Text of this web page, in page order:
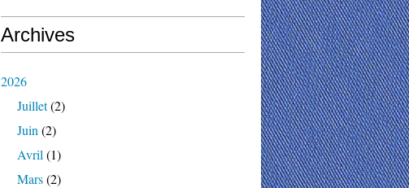
Archives
2026
Juillet(2)
Juin (2)
Avril (1)
Mars(2)